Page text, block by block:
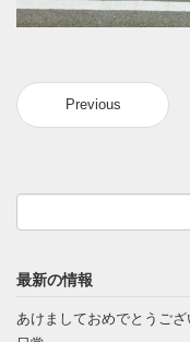
Previous
最新の情報
あけましておめでとうござ